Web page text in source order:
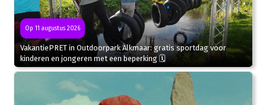
Op 11 augustus 2026
VakantiePRET in Outdoorpark Alkmaar: gratis sportdag voor
kinderen en jongeren met een beperking 🗓